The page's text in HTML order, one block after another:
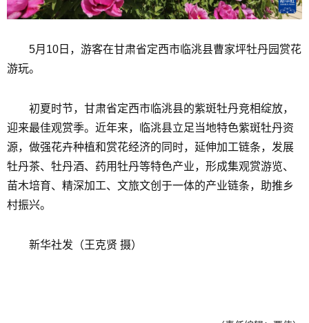
5月10日，游客在甘肃省定西市临洮县曹家坪牡丹园赏花
游玩。
初夏时节，甘肃省定西市临洮县的紫斑牡丹竞相绽放，
迎来最佳观赏季。近年来，临洮县立足当地特色紫斑牡丹资
源，做强花卉种植和赏花经济的同时，延伸加工链条，发展
牡丹茶、牡丹酒、药用牡丹等特色产业，形成集观赏游览、
苗木培育、精深加工、文旅文创于一体的产业链条，助推乡
村振兴。
新华社发（王克贤 摄）